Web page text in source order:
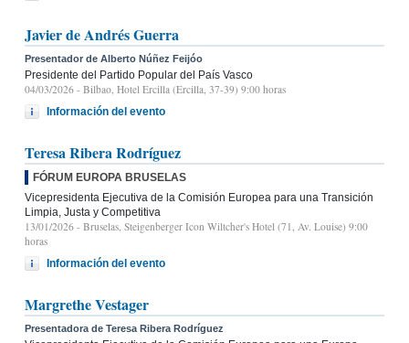
Javier de Andrés Guerra
Presentador de Alberto Núñez Feijóo
Presidente del Partido Popular del País Vasco
04/03/2026 - Bilbao, Hotel Ercilla (Ercilla, 37-39) 9:00 horas
Información del evento
Teresa Ribera Rodríguez
FÓRUM EUROPA BRUSELAS
Vicepresidenta Ejecutiva de la Comisión Europea para una Transición
Limpia, Justa y Competitiva
13/01/2026 - Bruselas, Steigenberger Icon Wiltcher's Hotel (71, Av. Louise) 9:00
horas
Información del evento
Margrethe Vestager
Presentadora de Teresa Ribera Rodríguez